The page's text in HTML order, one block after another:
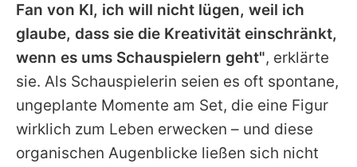
Fan von KI, ich will nicht lügen, weil ich
glaube, dass sie die Kreativität einschränkt,
wenn es ums Schauspielern geht", erklärte
sie. Als Schauspielerin seien es oft spontane,
ungeplante Momente am Set, die eine Figur
wirklich zum Leben erwecken – und diese
organischen Augenblicke ließen sich nicht